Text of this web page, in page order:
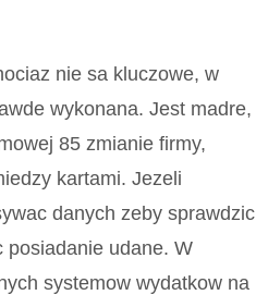
nie sa kluczowe, w
wykonana. Jest madre,
85 zmianie firmy,
kartami. Jezeli
danych zeby sprawdzic
posiadanie udane. W
systemow wydatkow na